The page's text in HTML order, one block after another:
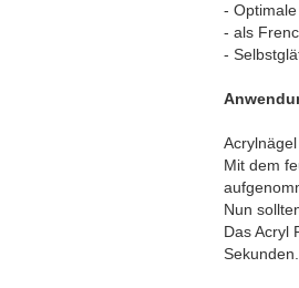
-
- als
-
Mit dem
Nun
Das Acryl
Sekunden.